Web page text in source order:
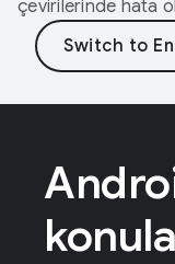
çevirilerinde hata